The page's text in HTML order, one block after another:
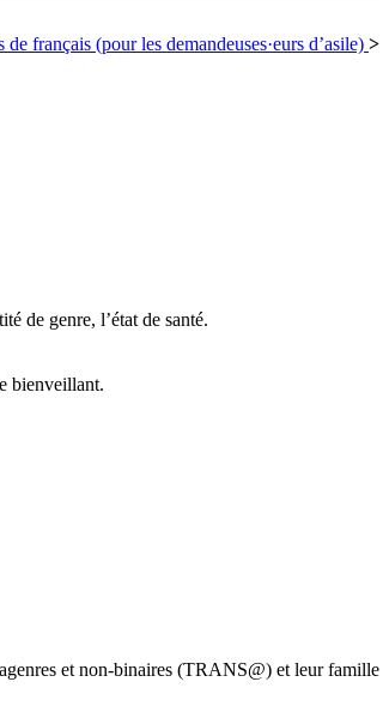
de français (pour les demandeuses·eurs d’asile)
de genre, l’état de santé.
bienveillant.
et non-binaires (TRANS@) et leur famille